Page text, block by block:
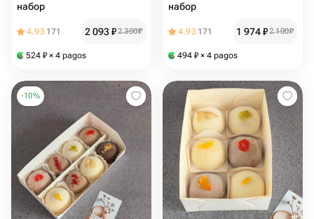
набор
4.93 171 2 093₽2 300₽
524 ₽ × 4 pagos
набор
4.93 171 1 974₽2 100₽
494 ₽ × 4 pagos
-10%